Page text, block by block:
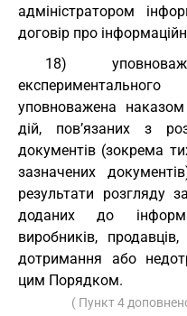
адміністратором
договір про
18)
уповноважена
дій, пов’язаних з
документів (зокрема
зазначених
результати розгляду
доданих до
виробників,
дотримання або
цим Порядком.
( Пункт 4